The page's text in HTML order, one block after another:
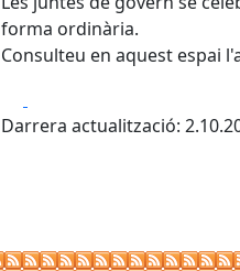
forma ordinària.
Consulteu en aquest espai
Darrera actualització: